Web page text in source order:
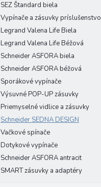
SEZ Štandard biela
Vypínače a zásuvky príslušenstvo
Legrand Valena Life Biela
Legrand Valena Life Béžová
Schneider ASFORA biela
Schneider ASFORA béžová
Sporákové vypínače
Výsuvné POP-UP zásuvky
Priemyselné vidlice a zásuvky
Schneider SEDNA DESIGN
Vačkové spínače
Dotykové vypínače
Schneider ASFORA antracit
SMART zásuvky a adaptéry